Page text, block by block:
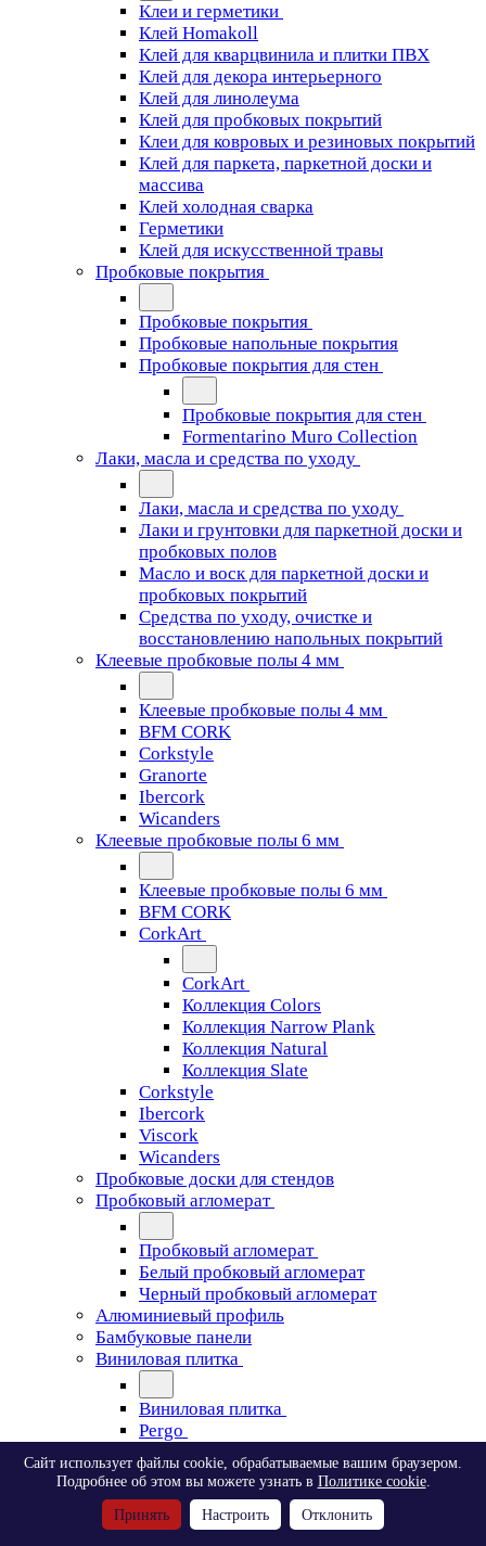
Клеи и герметики
Клей Homakoll
Клей для кварцвинила и плитки ПВХ
Клей для декора интерьерного
Клей для линолеума
Клей для пробковых покрытий
Клеи для ковровых и резиновых покрытий
Клей для паркета, паркетной доски и
массива
Клей холодная сварка
Герметики
Клей для искусственной травы
Пробковые покрытия
Пробковые покрытия
Пробковые напольные покрытия
Пробковые покрытия для стен
Пробковые покрытия для стен
Formentarino Muro Collection
Лаки, масла и средства по уходу
Лаки, масла и средства по уходу
Лаки и грунтовки для паркетной доски и
пробковых полов
Масло и воск для паркетной доски и
пробковых покрытий
Средства по уходу, очистке и
восстановлению напольных покрытий
Клеевые пробковые полы 4 мм
Клеевые пробковые полы 4 мм
BFM CORK
Corkstyle
Granorte
Ibercork
Wicanders
Клеевые пробковые полы 6 мм
Клеевые пробковые полы 6 мм
BFM CORK
CorkArt
CorkArt
Коллекция Colors
Коллекция Narrow Plank
Коллекция Natural
Коллекция Slate
Corkstyle
Ibercork
Viscork
Wicanders
Пробковые доски для стендов
Пробковый агломерат
Пробковый агломерат
Белый пробковый агломерат
Черный пробковый агломерат
Алюминиевый профиль
Бамбуковые панели
Виниловая плитка
Виниловая плитка
Pergo
Pergo
Classic Plank Optimum Glue
Modern Plank Optimum Glue
Сайт использует файлы cookie, обрабатываемые вашим браузером.
Подробнее об этом вы можете узнать в Политике cookie.
Принять Настроить Отклонить